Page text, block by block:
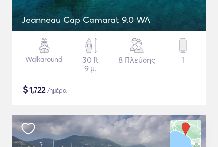
Jeanneau Cap Camarat 9.0 WA
Walkaround
30 ft
9 μ.
8 Πλεύσης 1
$1,722/ημέρα